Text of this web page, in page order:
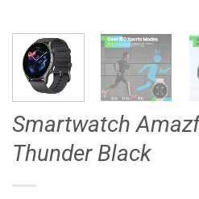
Smartwatch
Thunder Black